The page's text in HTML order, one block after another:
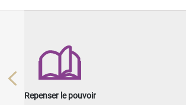
Repenser le pouvoir
Previous